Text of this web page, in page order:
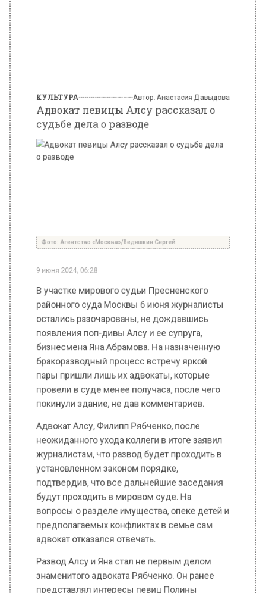
Фото: Агентство «Москва»/Ведяшкин Сергей
остались разочарованы, не дождавшись
появления поп-дивы Алсу и ее супруга,
бизнесмена Яна Абрамова. На назначенную
пары пришли лишь их адвокаты, которые
провели в суде менее получаса, после чего
покинули здание, не дав комментариев.
Адвокат Алсу, Филипп Рябченко, после
неожиданного ухода коллеги в итоге заявил
журналистам, что развод будет проходить в
установленном законом порядке,
подтвердив, что все дальнейшие заседания
будут проходить в мировом суде. На
вопросы о разделе имущества, опеке детей и
предполагаемых конфликтах в семье сам
адвокат отказался отвечать.
Развод Алсу и Яна стал не первым делом
знаменитого адвоката Рябченко. Он ранее
Гагариной и Пелагеи в вопросах
имущественного раздела. Возможно,